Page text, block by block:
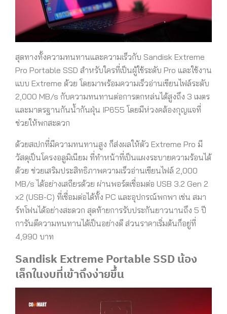
สุดทางทั้งความทนทานและความเร็วกับ Sandisk Extreme
Pro Portable SSD สำหรับใครที่เป็นผู้ใช้ระดับ Pro และใช้งาน
แบบ Extreme ด้วย โดยมาพร้อมความเร็วอ่านเขียนไฟล์ระดับ
2,000 MB/s กับความทนทานต่อการตกหล่นได้สูงถึง 3 เมตร
และมาตรฐานกันน้ำกันฝุ่น IP655 โดยมีห่วงคล้องกุญแจที่
ช่วยให้พกสะดวก
ด้วยสเปกที่มีความทนทานสูง ก็ส่งผลให้ตัว Extreme Pro มี
วัสดุเป็นโครงอลูมิเนียม ที่ทำหน้าที่เป็นแผงระบายความร้อนได้
ด้วย ช่วยเสริมประสิทธิภาพความเร็วอ่านเขียนไฟล์ 2,000
MB/s ได้อย่างเสถียรด้วย ผ่านพอร์ตเชื่อมต่อ USB 3.2 Gen 2
x2 (USB-C) ที่เชื่อมต่อได้ทั้ง PC และอุปกรณ์พกพา เช่น สมา
ร์ทโฟนได้อย่างสะดวก สุดท้ายการรับประกันยาวนานถึง 5 ปี
การันตีความทนทานได้เป็นอย่างดี ส่วนราคาเริ่มต้นก็อยู่ที่
4,990 บาท
Sandisk Extreme Portable SSD น้อง
เล็กในงบที่เข้าถึงง่ายขึ้น